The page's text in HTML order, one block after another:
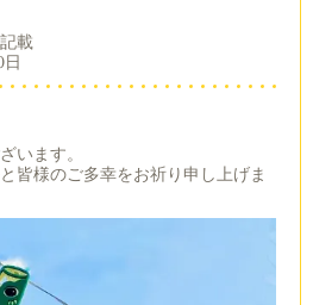
載
います。
皆様のご多幸をお祈り申し上げま